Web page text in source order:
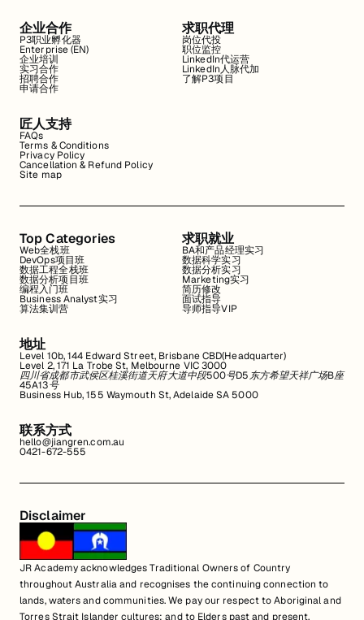
企业合作
P3职业孵化器
Enterprise (EN)
企业培训
实习合作
招聘合作
申请合作
求职代理
岗位代投
职位监控
LinkedIn代运营
LinkedIn人脉代加
了解P3项目
匠人支持
FAQs
Terms & Conditions
Privacy Policy
Cancellation & Refund Policy
Site map
Top Categories
Web全栈班
DevOps项目班
数据工程全栈班
数据分析项目班
编程入门班
Business Analyst实习
算法集训营
求职就业
BA和产品经理实习
数据科学实习
数据分析实习
Marketing实习
简历修改
面试指导
导师指导VIP
地址
Level 10b, 144 Edward Street, Brisbane CBD(Headquarter)
Level 2, 171 La Trobe St, Melbourne VIC 3000
四川省成都市武侯区桂溪街道天府大道中段500号D5东方希望天祥广场B座
45A13号
Business Hub, 155 Waymouth St, Adelaide SA 5000
联系方式
hello@jiangren.com.au
0421-672-555
Disclaimer
JR Academy acknowledges Traditional Owners of Country
throughout Australia and recognises the continuing connection to
lands, waters and communities. We pay our respect to Aboriginal and
Torres Strait Islander cultures; and to Elders past and present.